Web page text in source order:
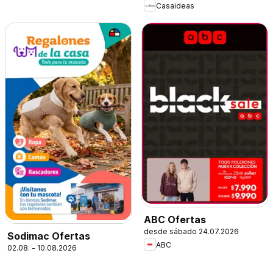
Casaideas
Sodimac Ofertas
02.08. - 10.08.2026
ABC Ofertas
desde sábado 24.07.2026
ABC